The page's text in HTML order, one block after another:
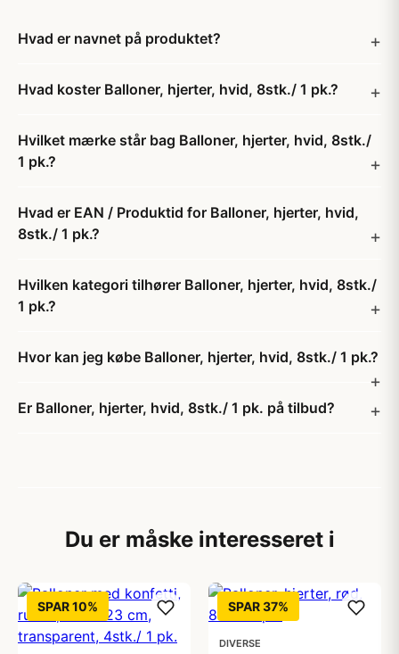
Hvad er navnet på produktet?
Hvad koster Balloner, hjerter, hvid, 8stk./ 1 pk.?
Hvilket mærke står bag Balloner, hjerter, hvid, 8stk./
1 pk.?
Hvad er EAN / Produktid for Balloner, hjerter, hvid,
8stk./ 1 pk.?
Hvilken kategori tilhører Balloner, hjerter, hvid, 8stk./
1 pk.?
Hvor kan jeg købe Balloner, hjerter, hvid, 8stk./ 1 pk.?
Er Balloner, hjerter, hvid, 8stk./ 1 pk. på tilbud?
Du er måske interesseret i
SPAR 10% SPAR 37%
DIVERSE